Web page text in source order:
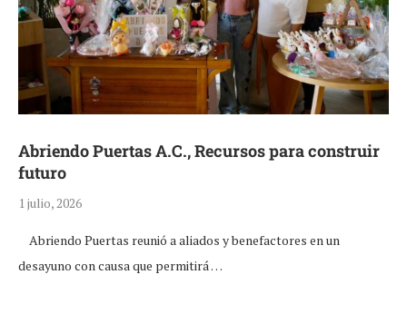
Abriendo Puertas A.C., Recursos para construir
futuro
1 julio, 2026
Abriendo Puertas reunió a aliados y benefactores en un
desayuno con causa que permitirá …